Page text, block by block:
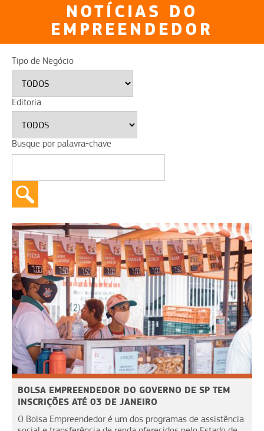
NOTÍCIAS DO
EMPREENDEDOR
Tipo de Negócio
Editoria
Busque por palavra-chave
BOLSA EMPREENDEDOR DO GOVERNO DE SP TEM
INSCRIÇÕES ATÉ 03 DE JANEIRO
O Bolsa Empreendedor é um dos programas de assistência